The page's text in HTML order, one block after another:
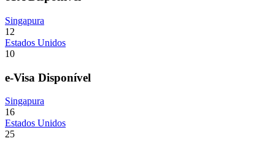
Singapura
12
Estados Unidos
10
e-Visa Disponível
Singapura
16
Estados Unidos
25